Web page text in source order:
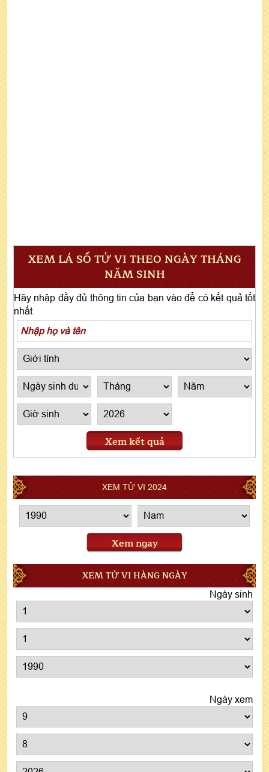
XEM LÁ SỐ TỬ VI THEO NGÀY THÁNG
NĂM SINH
Hãy nhập đầy đủ thông tin của bạn vào để có kết quả tốt
nhất
Xem kết quả
XEM TỬ VI 2024
Xem ngay
XEM TỬ VI HÀNG NGÀY
Ngày sinh
Ngày xem